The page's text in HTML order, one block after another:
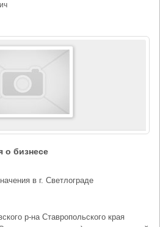
о бизнесе
в г. Светлограде
р-на Ставропольского края